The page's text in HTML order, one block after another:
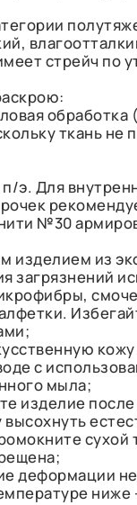
стрейч по
обработка
ткань не
э. Для
№30
изделием из
загрязнений
с
мыла;
изделие после
сухой
деформации
ниже